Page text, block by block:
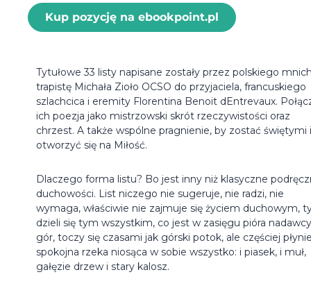
Kup pozycję na ebookpoint.pl
Tytułowe 33 listy napisane zostały przez polskiego
trapistę Michała Zioło OCSO do przyjaciela, francuskiego
szlachcica i eremity Florentina Benoit dEntrevaux.
ich poezja jako mistrzowski skrót rzeczywistości oraz
chrzest. A także wspólne pragnienie, by zostać świętymi i
otworzyć się na Miłość.
Dlaczego forma listu? Bo jest inny niż klasyczne
duchowości. List niczego nie sugeruje, nie radzi, nie
wymaga, właściwie nie zajmuje się życiem duchowym,
dzieli się tym wszystkim, co jest w zasięgu pióra
gór, toczy się czasami jak górski potok, ale częściej
spokojna rzeka niosąca w sobie wszystko: i piasek, i muł,
gałęzie drzew i stary kalosz.